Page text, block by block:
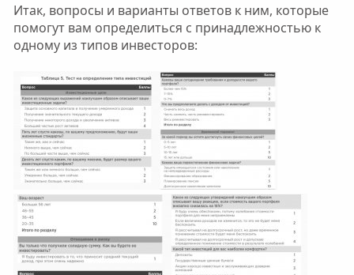
Итак, вопросы и варианты ответов к ним, которые
помогут вам определиться с принадлежностью к
одному из типов инвесторов: